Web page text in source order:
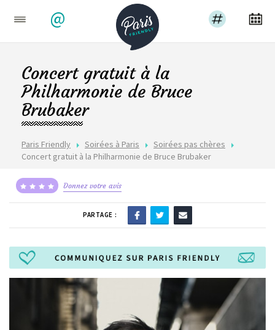
@
Paris Friendly Soirées à Paris
Soirées pas chères
Concert gratuit à la Philharmonie de Bruce Brubaker
Concert gratuit à la
Philharmonie de Bruce
Brubaker
Donnez votre avis
PARTAGE :